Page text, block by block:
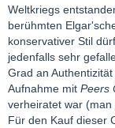
Weltkriegs
berühmten
konservativer Stil
jedenfalls sehr
Grad an
Aufnahme mit Peers
verheiratet war
Für den Kauf dieser